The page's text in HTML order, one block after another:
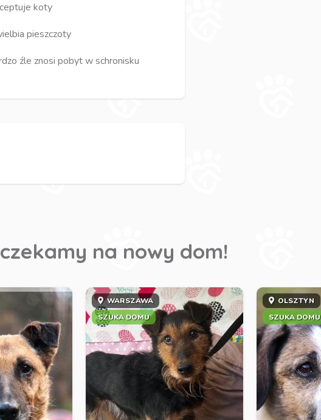
koty
pieszczoty
źle znosi pobyt w schronisku
na nowy dom!
WARSZAWA
SZUKA DOMU
OLSZTYN
SZUKA DOMU